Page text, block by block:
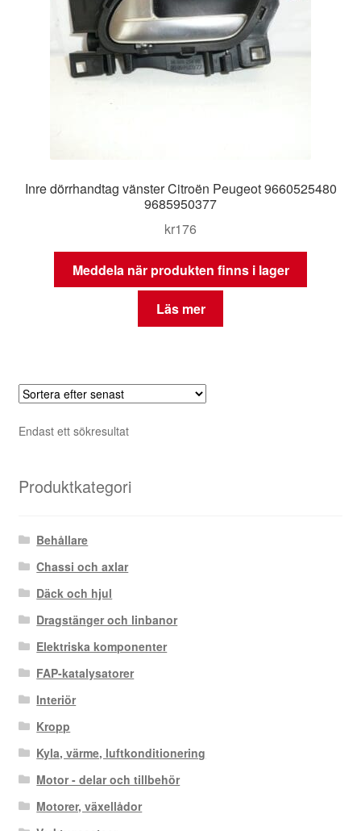
Inre dörrhandtag vänster Citroën Peugeot 9660525480
9685950377
kr176
Meddela när produkten finns i lager
Läs mer
Endast ett sökresultat
Produktkategori
Behållare
Chassi och axlar
Däck och hjul
Dragstänger och linbanor
Elektriska komponenter
FAP-katalysatorer
Interiör
Kropp
Kyla, värme, luftkonditionering
Motor - delar och tillbehör
Motorer, växellådor